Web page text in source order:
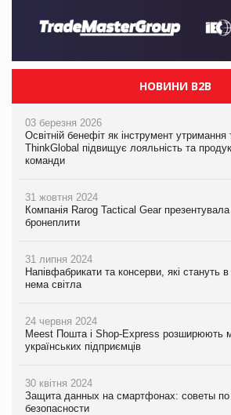
НОВИНИ B2B
03 березня 2026
Освітній бенефіт як інструмент утримання
ThinkGlobal підвищує лояльність та
команди
31 жовтня 2024
Компанія Rarog Tactical Gear презентувала
бронеплити
31 липня 2024
Напівфабрикати та консерви, які стануть
нема світла
24 червня 2024
Meest Пошта і Shop-Express розширюють
українських підприємців
30 квітня 2024
Защита данных на смартфонах: советы
безопасности